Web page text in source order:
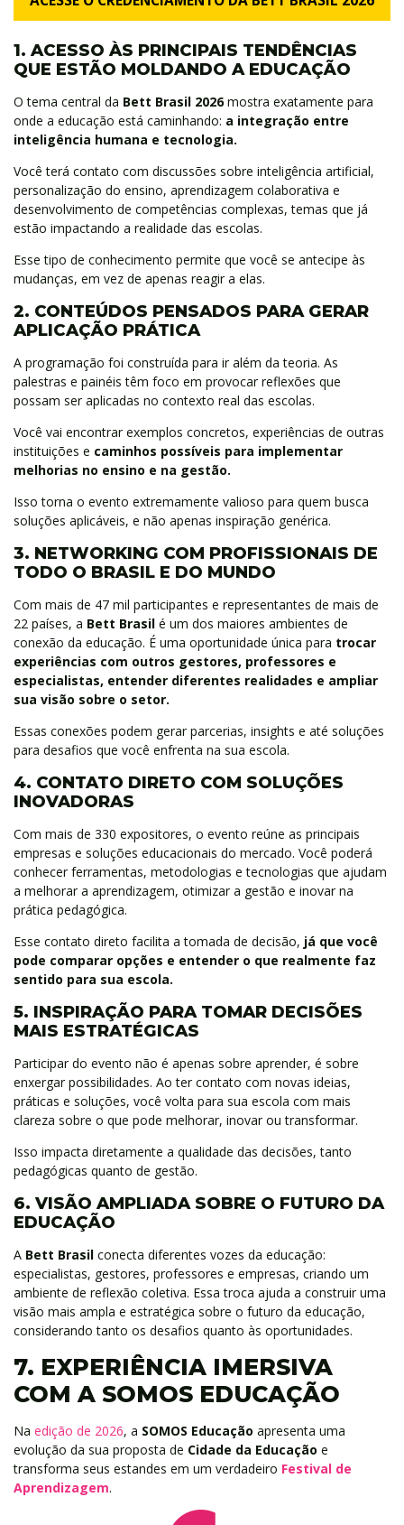
1. ACESSO ÀS PRINCIPAIS TENDÊNCIAS
QUE ESTÃO MOLDANDO A EDUCAÇÃO
O tema central da Bett Brasil 2026mostra exatamente para
onde a educação está caminhando: a integração entre
inteligência humana e tecnologia.
Você terá contato com discussões sobre inteligência artificial,
personalização do ensino, aprendizagem colaborativa e
desenvolvimento de competências complexas, temas que já
estão impactando a realidade das escolas.
Esse tipo de conhecimento permite que você se antecipe às
mudanças, em vez de apenas reagir a elas.
2. CONTEÚDOS PENSADOS PARA GERAR
APLICAÇÃO PRÁTICA
A programação foi construída para ir além da teoria. As
palestras e painéis têm foco em provocar reflexões que
possam ser aplicadas no contexto real das escolas.
Você vai encontrar exemplos concretos, experiências de outras
instituições e caminhos possíveis para implementar
melhorias no ensino e na gestão.
Isso torna o evento extremamente valioso para quem busca
soluções aplicáveis, e não apenas inspiração genérica.
3. NETWORKING COM PROFISSIONAIS DE
TODO O BRASIL E DO MUNDO
Com mais de 47 mil participantes e representantes de mais de
22 países, a Bett Brasil é um dos maiores ambientes de
conexão da educação. É uma oportunidade única para trocar
experiências com outros gestores, professores e
especialistas, entender diferentes realidades e ampliar
sua visão sobre o setor.
Essas conexões podem gerar parcerias, insights e até soluções
para desafios que você enfrenta na sua escola.
4. CONTATO DIRETO COM SOLUÇÕES
INOVADORAS
Com mais de 330 expositores, o evento reúne as principais
empresas e soluções educacionais do mercado. Você poderá
conhecer ferramentas, metodologias e tecnologias que ajudam
a melhorar a aprendizagem, otimizar a gestão e inovar na
prática pedagógica.
Esse contato direto facilita a tomada de decisão, já que você
pode comparar opções e entender o que realmente faz
sentido para sua escola.
5. INSPIRAÇÃO PARA TOMAR DECISÕES
MAIS ESTRATÉGICAS
Participar do evento não é apenas sobre aprender, é sobre
enxergar possibilidades. Ao ter contato com novas ideias,
práticas e soluções, você volta para sua escola com mais
clareza sobre o que pode melhorar, inovar ou transformar.
Isso impacta diretamente a qualidade das decisões, tanto
pedagógicas quanto de gestão.
6. VISÃO AMPLIADA SOBRE O FUTURO DA
EDUCAÇÃO
A Bett Brasil conecta diferentes vozes da educação:
especialistas, gestores, professores e empresas, criando um
ambiente de reflexão coletiva. Essa troca ajuda a construir uma
visão mais ampla e estratégica sobre o futuro da educação,
considerando tanto os desafios quanto às oportunidades.
7. EXPERIÊNCIA IMERSIVA
COM A SOMOS EDUCAÇÃO
Na edição de 2026, a SOMOS Educação apresenta uma
evolução da sua proposta de Cidade da Educação e
transforma seus estandes em um verdadeiro Festival de
Aprendizagem.